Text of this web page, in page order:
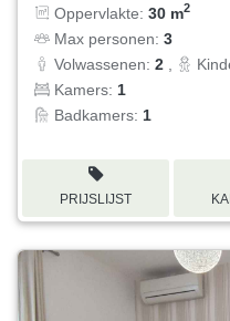
Oppervlakte: 30 m2
Max personen: 3
Volwassenen: 2
Kamers: 1
Badkamers: 1
PRIJSLIJST